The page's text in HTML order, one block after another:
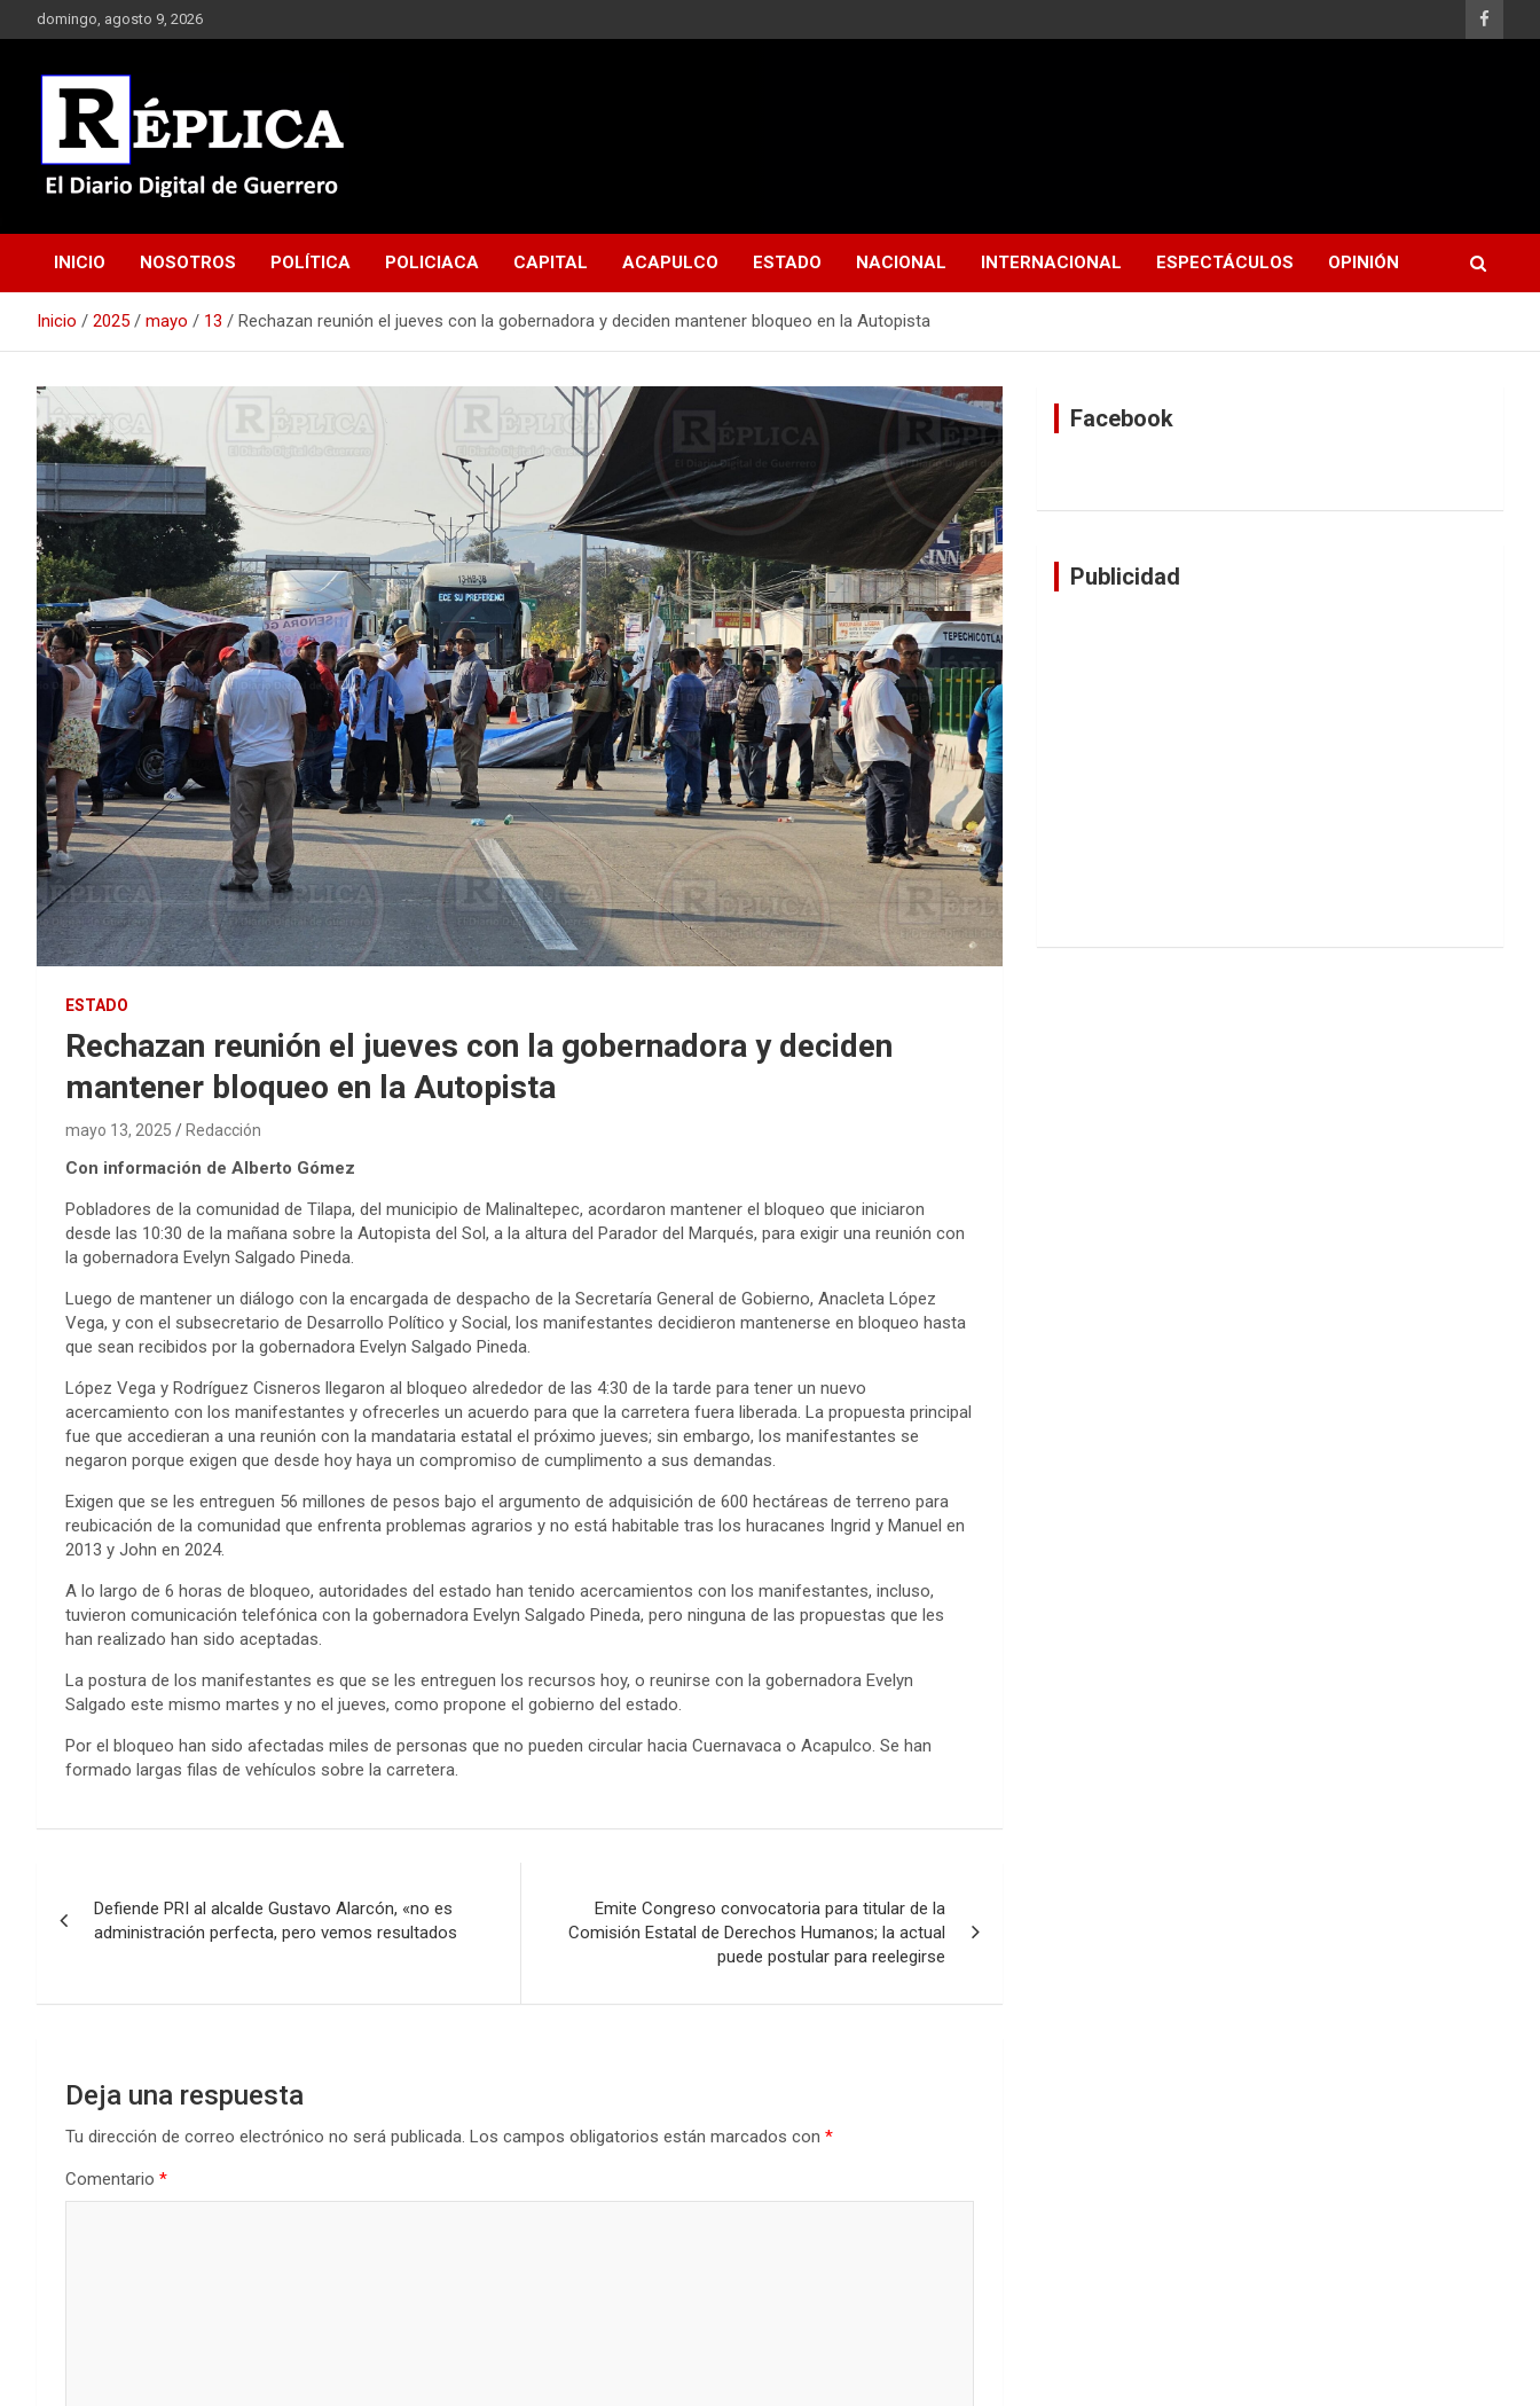
al
domingo, agosto 9, 2026
Réplica
INICIO NOSOTROS POLÍTICA POLICIACA CAPITAL ACAPULCO ESTADO NACIONAL INTERNACIONAL ESPECTÁCULOS OPINIÓN
Inicio 2025 mayo 13 Rechazan reunión el jueves con la gobernadora y deciden mantener bloqueo en la Autopista
ESTADO
Rechazan reunión el jueves con la gobernadora y deciden
mantener bloqueo en la Autopista
mayo 13, 2025 Redacción
Con información de Alberto Gómez
Pobladores de la comunidad de Tilapa, del municipio de Malinaltepec, acordaron mantener el bloqueo que iniciaron
desde las 10:30 de la mañana sobre la Autopista del Sol, a la altura del Parador del Marqués, para exigir una reunión con
la gobernadora Evelyn Salgado Pineda.
Luego de mantener un diálogo con la encargada de despacho de la Secretaría General de Gobierno, Anacleta López
Vega, y con el subsecretario de Desarrollo Político y Social, los manifestantes decidieron mantenerse en bloqueo hasta
que sean recibidos por la gobernadora Evelyn Salgado Pineda.
López Vega y Rodríguez Cisneros llegaron al bloqueo alrededor de las 4:30 de la tarde para tener un nuevo
acercamiento con los manifestantes y ofrecerles un acuerdo para que la carretera fuera liberada. La propuesta principal
fue que accedieran a una reunión con la mandataria estatal el próximo jueves; sin embargo, los manifestantes se
negaron porque exigen que desde hoy haya un compromiso de cumplimento a sus demandas.
Exigen que se les entreguen 56 millones de pesos bajo el argumento de adquisición de 600 hectáreas de terreno para
reubicación de la comunidad que enfrenta problemas agrarios y no está habitable tras los huracanes Ingrid y Manuel en
2013 y John en 2024.
A lo largo de 6 horas de bloqueo, autoridades del estado han tenido acercamientos con los manifestantes, incluso,
tuvieron comunicación telefónica con la gobernadora Evelyn Salgado Pineda, pero ninguna de las propuestas que les
han realizado han sido aceptadas.
La postura de los manifestantes es que se les entreguen los recursos hoy, o reunirse con la gobernadora Evelyn
Salgado este mismo martes y no el jueves, como propone el gobierno del estado.
Por el bloqueo han sido afectadas miles de personas que no pueden circular hacia Cuernavaca o Acapulco. Se han
formado largas filas de vehículos sobre la carretera.
de
Defiende PRI al alcalde Gustavo Alarcón, «no es
administración perfecta, pero vemos resultados
Emite Congreso convocatoria para titular de la
Comisión Estatal de Derechos Humanos; la actual
puede postular para reelegirse
Deja una respuesta
Tu dirección de correo electrónico no será publicada. Los campos obligatorios están marcados con *
Comentario *
Facebook
Publicidad